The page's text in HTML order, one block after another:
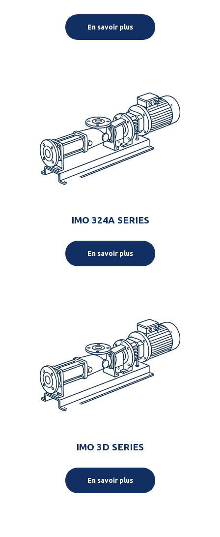
En savoir plus
IMO 324A SERIES
En savoir plus
IMO 3D SERIES
En savoir plus